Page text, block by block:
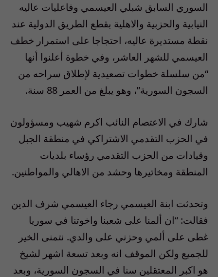
السوري السابق شبلي العيسمي وفاعليات عاليه
النيابية والحزبية والاهلية بقطع الطريق الدولية عند
نقطة مستديرة عاليه، احتجاجا على استمرار خطف
العيسمي للشهر العاشر، وفي خطوة أعلنوا أنها
“من سلسلة خطوات تصعيدية لإطلاق سراحه من
السجون السورية”، وهو يبلغ من العمر 88 سنة.
شارك في الاعتصام النائب اكرم شهيب ومسؤولون
في الحزب التقدمي الاشتراكي في منطقة الجبل
وقيادات من الحزب التقدمي رؤساء بلديات
المنطقة ومخاتيرها وحشد من الاهالي والمواطنين.
وتحدثت ابنة العيسمي رجاء العيسمي شرف الدين
فقالت: “ان ألمنا على شعبنا واخوتنا في سوريا
غطى على ألمي وحزني على والدي. نتمنى الخير
للجميع ولكن الموقف انه وبعد تسعة اشهر لشيخ
هو اكبر المعتقلين سنا في السجون السورية، وبعد